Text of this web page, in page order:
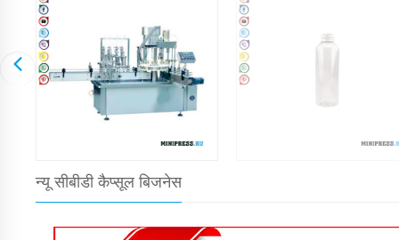
न्यू सीबीडी कैप्सूल बिजनेस